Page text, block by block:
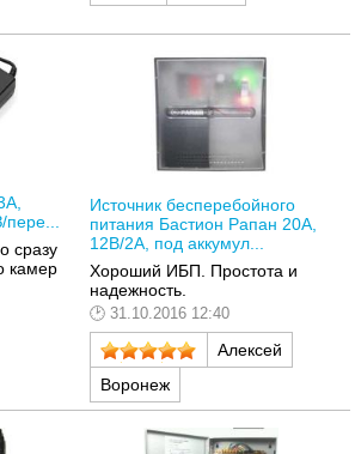
сразу
камер
Источник бесперебойного
питания Бастион Рапан 20А,
12В/2А, под аккумул...
Хороший ИБП. Простота и
надежность.
31.10.2016 12:40
Алексей
Воронеж